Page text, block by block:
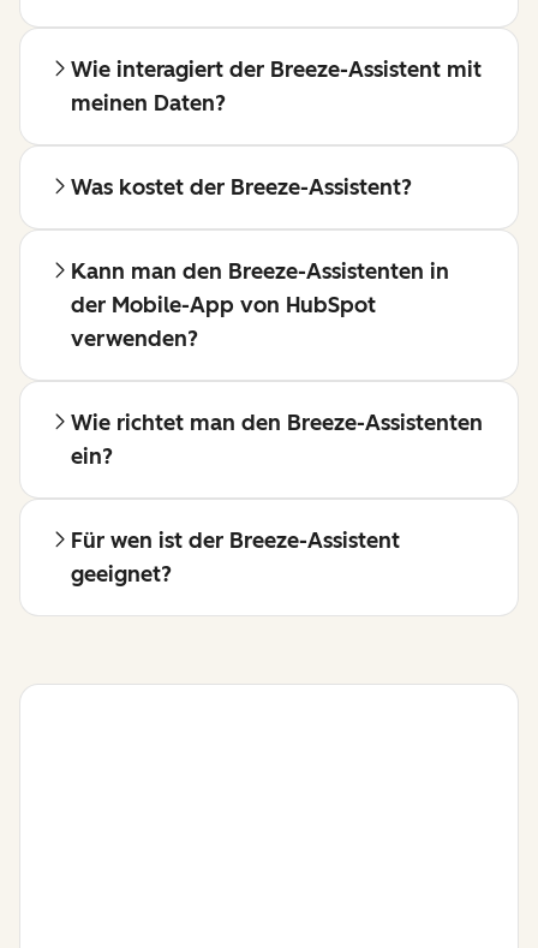
Wie interagiert der Breeze-Assistent mit
meinen Daten?
Was kostet der Breeze-Assistent?
Kann man den Breeze-Assistenten in
der Mobile-App von HubSpot
verwenden?
Wie richtet man den Breeze-Assistenten
ein?
Für wen ist der Breeze-Assistent
geeignet?